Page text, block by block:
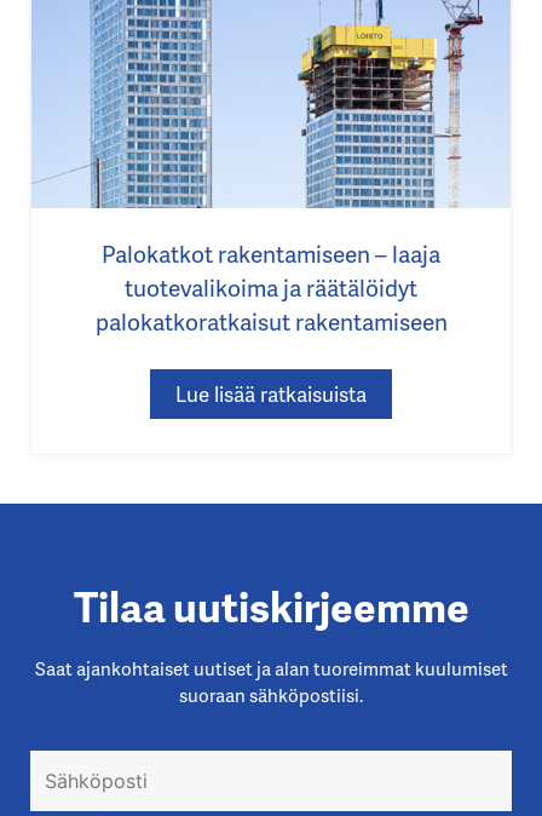
Palokatkot rakentamiseen – laaja
tuotevalikoima ja räätälöidyt
palokatkoratkaisut rakentamiseen
Lue lisää ratkaisuista
Tilaa uutiskirjeemme
Saat ajankohtaiset uutiset ja alan tuoreimmat kuulumiset
suoraan sähköpostiisi.